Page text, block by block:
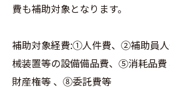
費も補助対象となります。
補助対象経費:①人件費、②補助員
械装置等の設備備品費、⑤消耗品
財産権等 、⑧委託費等